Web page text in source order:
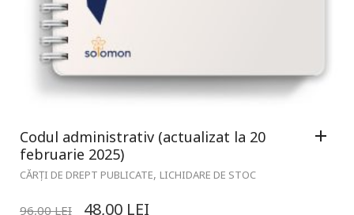
Codul administrativ (actualizat la 20
februarie 2025)
CĂRȚI DE DREPT PUBLICATE, LICHIDARE DE STOC
96,00LEI 48,00 LEI